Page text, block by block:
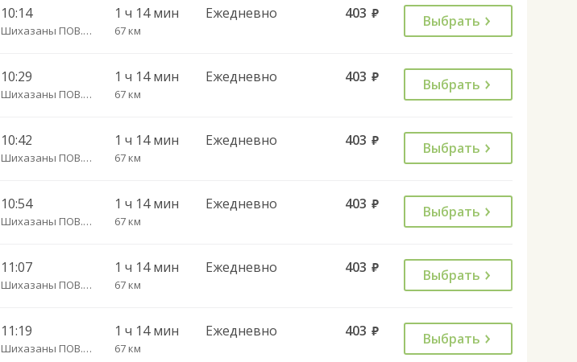
10:14
Шихазаны ПОВ.ГАИ трасса
1 ч 14 мин
67 км
Ежедневно 403 руб. Выбрать
10:29
Шихазаны ПОВ.ГАИ трасса
1 ч 14 мин
67 км
Ежедневно 403 руб. Выбрать
10:42
Шихазаны ПОВ.ГАИ трасса
1 ч 14 мин
67 км
Ежедневно 403 руб. Выбрать
10:54
Шихазаны ПОВ.ГАИ трасса
1 ч 14 мин
67 км
Ежедневно 403 руб. Выбрать
11:07
Шихазаны ПОВ.ГАИ трасса
1 ч 14 мин
67 км
Ежедневно 403 руб. Выбрать
11:19
Шихазаны ПОВ.ГАИ трасса
1 ч 14 мин
67 км
Ежедневно 403 руб. Выбрать